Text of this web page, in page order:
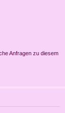
Anfragen zu diesem